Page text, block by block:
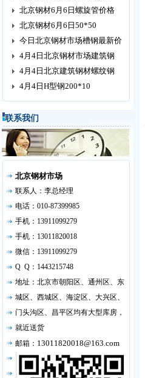
北京钢材6月6日螺旋管价格
北京钢材6月6日50*50
今日北京钢材市场槽钢最新价
4月4日北京钢材市场建筑钢
4月4日北京建筑钢材螺纹钢
4月4日H型钢200*10
联系我们
北京钢材市场
联系人：李总经理
电话：010-87399985
手机：13911099279
手机：13011820018
微信：13911099279
Q Q：1443215748
地址：北京市朝阳区、通州区、东
城区、西城区、海淀区、大兴区、
门头沟区、昌平区均有大型库房，
就近送货
邮箱： 13011820018@163.com